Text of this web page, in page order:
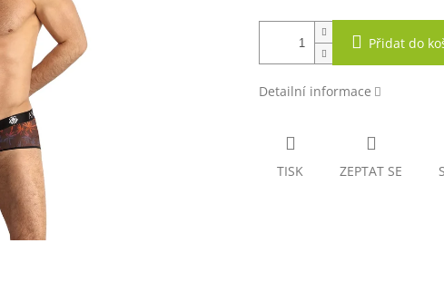
Přidat do
Detailní informace
TISK ZEPTAT SE